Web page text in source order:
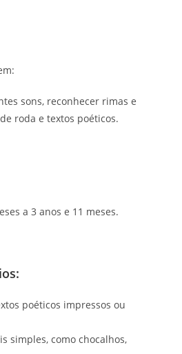
sons, reconhecer rimas e
roda e textos poéticos.
a 3 anos e 11 meses.
poéticos impressos ou
simples, como chocalhos,